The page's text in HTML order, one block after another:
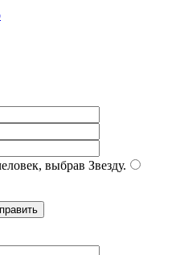
выбрав Звезду.